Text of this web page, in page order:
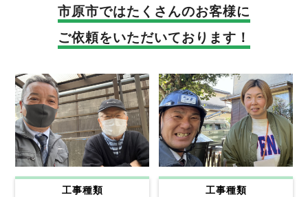
市原市ではたくさんのお客様に
ご依頼をいただいております！
工事種類
工事種類